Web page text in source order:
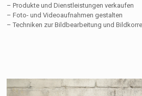
– Produkte und Dienstleistungen verkaufen
– Foto- und Videoaufnahmen gestalten
– Techniken zur Bildbearbeitung und